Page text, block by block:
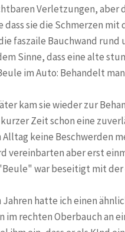
Jahr ständig
in Bauchlage
wird
Verletzungen, aber
dass sie die Schmerzen
faszaile Bauchwand rund
Sinne, dass eine alte
im Auto: Behandelt
kam sie wieder zur
Zeit schon eine
Alltag keine Beschwerden
vereinbarten aber erst
war beseitigt mit der
Jahren hatte ich einen
im rechten Oberbauch an